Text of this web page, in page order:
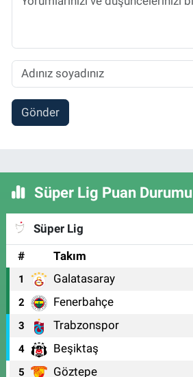
Gönder
Süper Lig Puan Durumu
Süper Lig
#
Takım
1 Galatasaray
2 Fenerbahçe
3 Trabzonspor
4 Beşiktaş
5 Göztepe